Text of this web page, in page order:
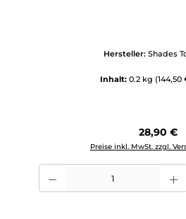
Hersteller: Shades
Inhalt: 0.2 kg (144,50
Regulärer
28,90 €
Preise inkl. MwSt. zzgl.
Produkt Anzahl: Gib den